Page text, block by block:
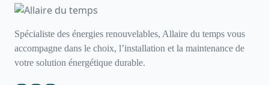
Spécialiste des énergies renouvelables, Allaire du temps vous
accompagne dans le choix, l’installation et la maintenance de
votre solution énergétique durable.